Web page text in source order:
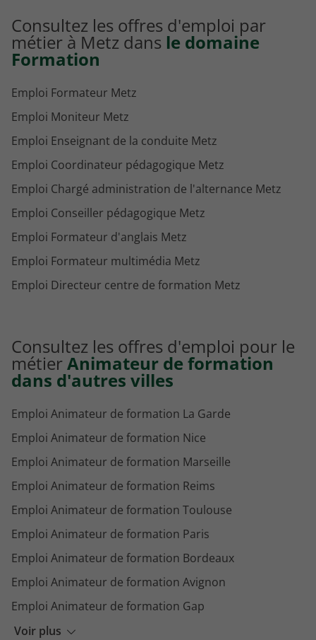
Consultez les offres d'emploi par
métier à Metz dans le domaine
Formation
Emploi Formateur Metz
Emploi Moniteur Metz
Emploi Enseignant de la conduite Metz
Emploi Coordinateur pédagogique Metz
Emploi Chargé administration de l'alternance Metz
Emploi Conseiller pédagogique Metz
Emploi Formateur d'anglais Metz
Emploi Formateur multimédia Metz
Emploi Directeur centre de formation Metz
Consultez les offres d'emploi pour le
métierAnimateur de formation
dans d'autres villes
Voir plus
Emploi Animateur de formation La Garde
Emploi Animateur de formation Nice
Emploi Animateur de formation Marseille
Emploi Animateur de formation Reims
Emploi Animateur de formation Toulouse
Emploi Animateur de formation Paris
Emploi Animateur de formation Bordeaux
Emploi Animateur de formation Avignon
Emploi Animateur de formation Gap
Emploi Animateur de formation Nancy